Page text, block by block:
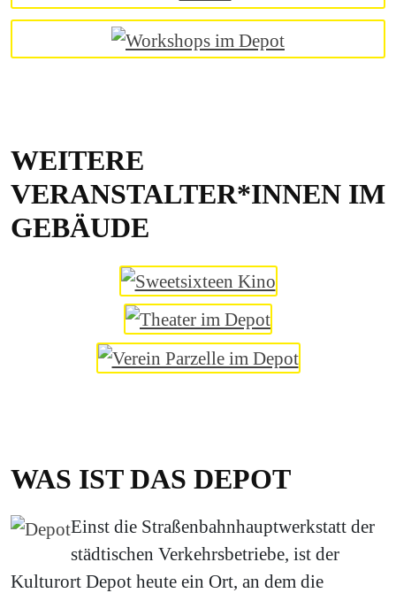
WEITERE
VERANSTALTER*INNEN IM
GEBÄUDE
WAS IST DAS DEPOT
Einst die Straßenbahnhauptwerkstatt der
städtischen Verkehrsbetriebe, ist der
Kulturort Depot heute ein Ort, an dem die